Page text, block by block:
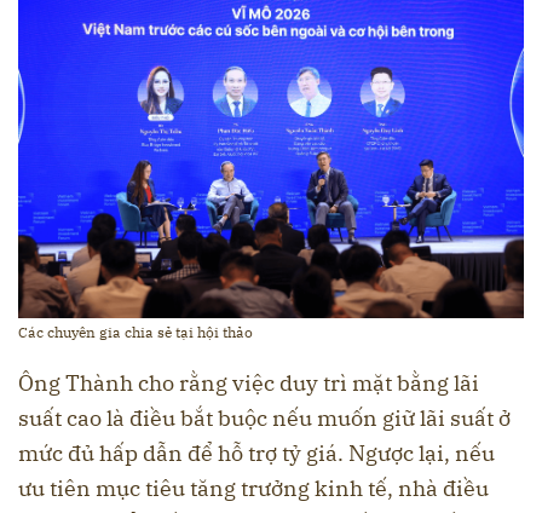
Các chuyên gia chia sẻ tại hội thảo
Ông Thành cho rằng việc duy trì mặt bằng lãi
suất cao là điều bắt buộc nếu muốn giữ lãi suất ở
mức đủ hấp dẫn để hỗ trợ tỷ giá. Ngược lại, nếu
ưu tiên mục tiêu tăng trưởng kinh tế, nhà điều